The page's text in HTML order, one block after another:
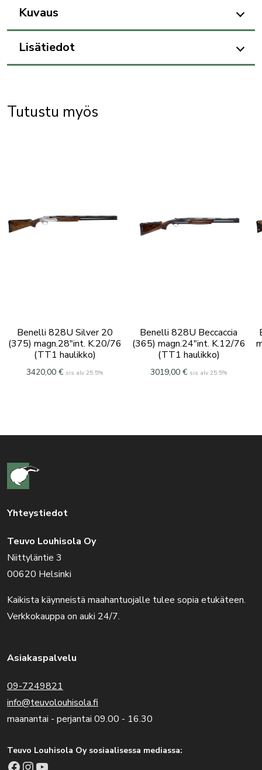
Kuvaus
Lisätiedot
Tutustu myös
Benelli 828U Silver 20
(375) magn.28″int. K.20/76
(TT1 haulikko)
3420,00 € sis alv 25.5%
Benelli 828U Beccaccia
(365) magn.24″int. K.12/76
(TT1 haulikko)
3019,00 € sis alv 25.5%
Yhteystiedot
Teuvo Louhisola Oy
Niittyläntie 3
00620 Helsinki
Kaikista käynneistä maahantuojalle tulee sopia etukäteen.
Verkkokauppa on auki 24/7.
Asiakaspalvelu
09-7249821
info@teuvolouhisola.fi
maanantai - perjantai 09.00 - 16.30
Teuvo Louhisola Oy sosiaalisessa mediassa: